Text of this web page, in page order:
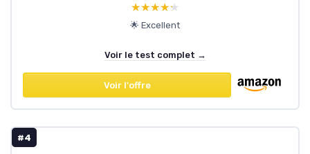
★★★★★
★★★★★
🌟 Excellent
Voir le test complet →
Voir l'offre
#4